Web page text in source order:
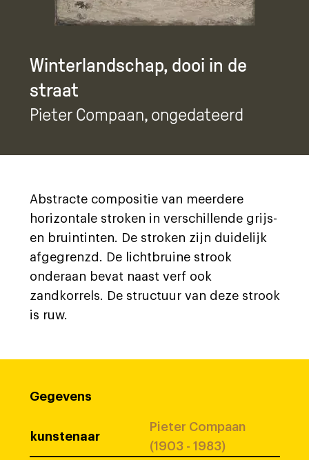
Winterlandschap, dooi in de
straat
Pieter Compaan, ongedateerd
Abstracte compositie van meerdere
horizontale stroken in verschillende grijs-
en bruintinten. De stroken zijn duidelijk
afgegrenzd. De lichtbruine strook
onderaan bevat naast verf ook
zandkorrels. De structuur van deze strook
is ruw.
Gegevens
kunstenaar
Pieter Compaan
(1903 - 1983)